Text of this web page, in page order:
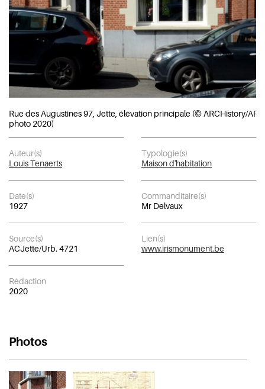
Rue des Augustines 97, Jette, élévation principale (© ARCHistory/
photo 2020)
Auteur(s)
Louis Tenaerts
Typologie(s)
Maison d'habitation
Date(s)
1927
Commanditaire(s)
Mr Delvaux
Source(s)
ACJette/Urb. 4721
Lien(s)
www.irismonument.be
Rédaction
2020
Photos